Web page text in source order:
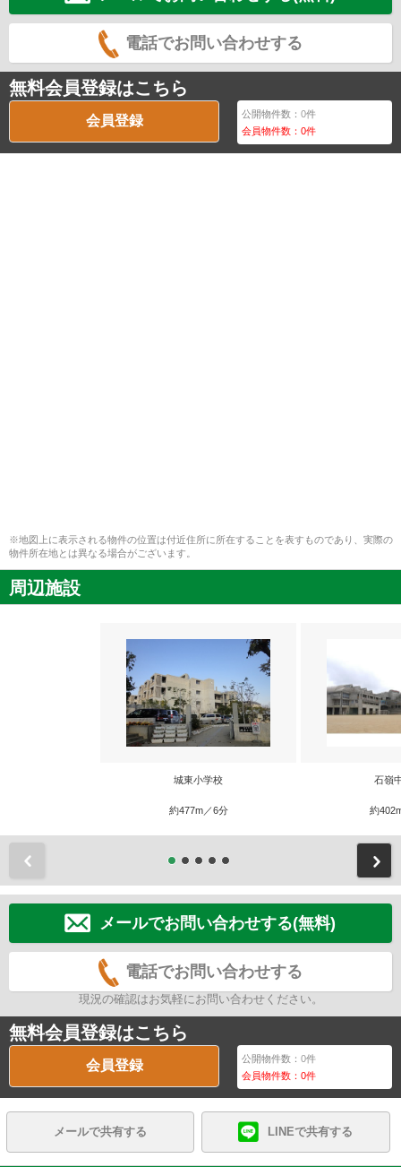
電話でお問い合わせする
無料会員登録はこちら
会員登録 公開物件数：0件
会員物件数：0件
※地図上に表示される物件の位置は付近住所に所在することを表すものであり、実際の
物件所在地とは異なる場合がございます。
周辺施設
城東小学校
約477m／6分
石嶺
約
メールでお問い合わせする(無料)
電話でお問い合わせする
現況の確認はお気軽にお問い合わせください。
無料会員登録はこちら
会員登録 公開物件数：0件
会員物件数：0件
メールで共有する LINEで共有する